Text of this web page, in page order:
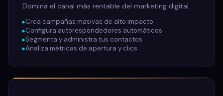
Domina el canal más rentable del marketing digital.
Crea campañas masivas de alto impacto
Configura autorespondedores automáticos
Segmenta y administra tus contactos
Analiza métricas de apertura y clics